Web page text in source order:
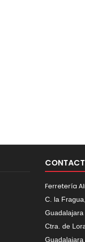
Ferretería
C. la
Guadalajara
Ctra. de
Guadalajara